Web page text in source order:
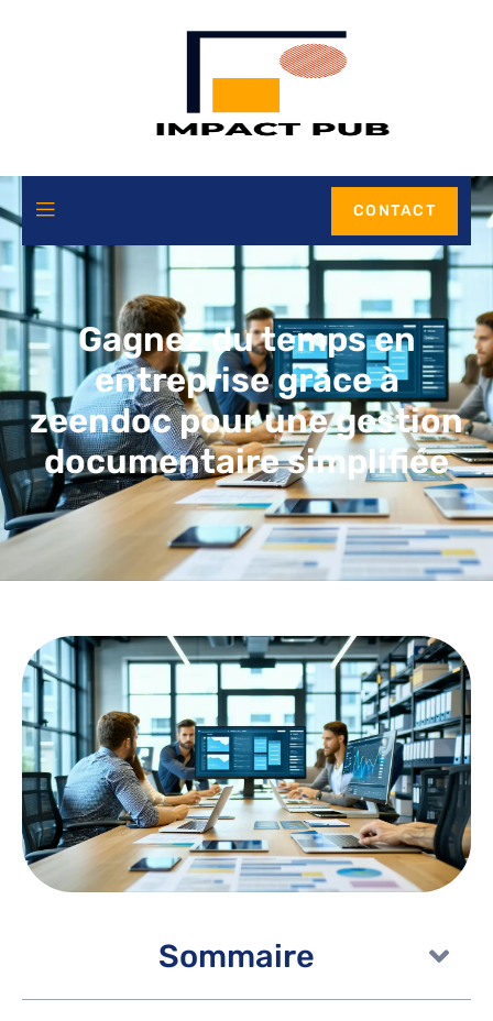
CONTACT
Gagnez du temps en
entreprise grâce à
zeendoc pour une gestion
documentaire simplifiée
Sommaire